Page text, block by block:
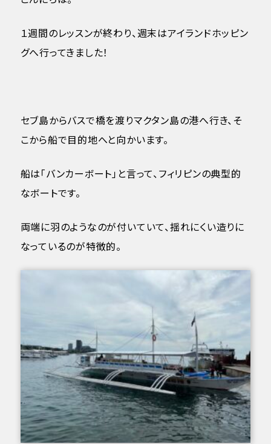
１週間のレッスンが終わり、週末はアイランドホッピン
グへ行ってきました！
セブ島からバスで橋を渡りマクタン島の港へ行き、そ
こから船で目的地へと向かいます。
船は「バンカーボート」と言って、フィリピンの典型的
なボートです。
両端に羽のようなのが付いていて、揺れにくい造りに
なっているのが特徴的。